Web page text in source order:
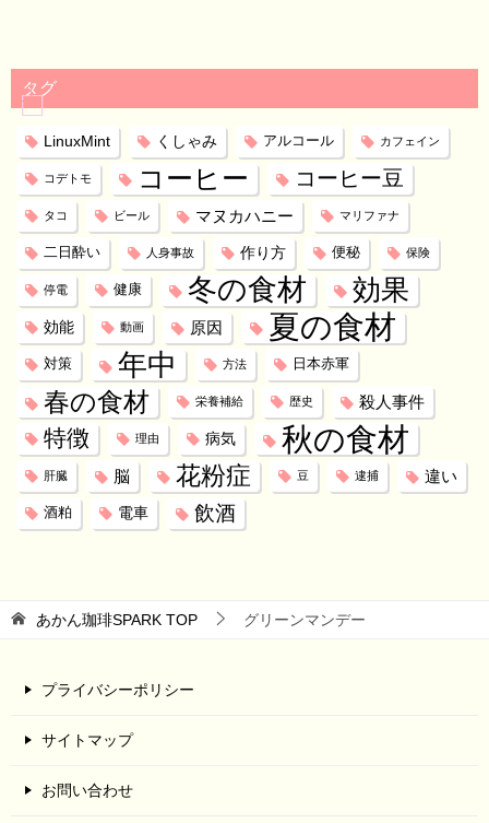
タグ
LinuxMint くしゃみ アルコール カフェイン
コデトモ コーヒー コーヒー豆
タコ ビール マヌカハニー マリファナ
二日酔い 人身事故 作り方 便秘 保険
停電 健康 冬の食材 効果
効能 動画 原因 夏の食材
対策 年中 方法 日本赤軍
春の食材 栄養補給 歴史 殺人事件
特徴 理由 病気 秋の食材
肝臓 脳 花粉症 豆 逮捕 違い
酒粕 電車 飲酒
あかん珈琲SPARK TOP グリーンマンデー
プライバシーポリシー
サイトマップ
お問い合わせ